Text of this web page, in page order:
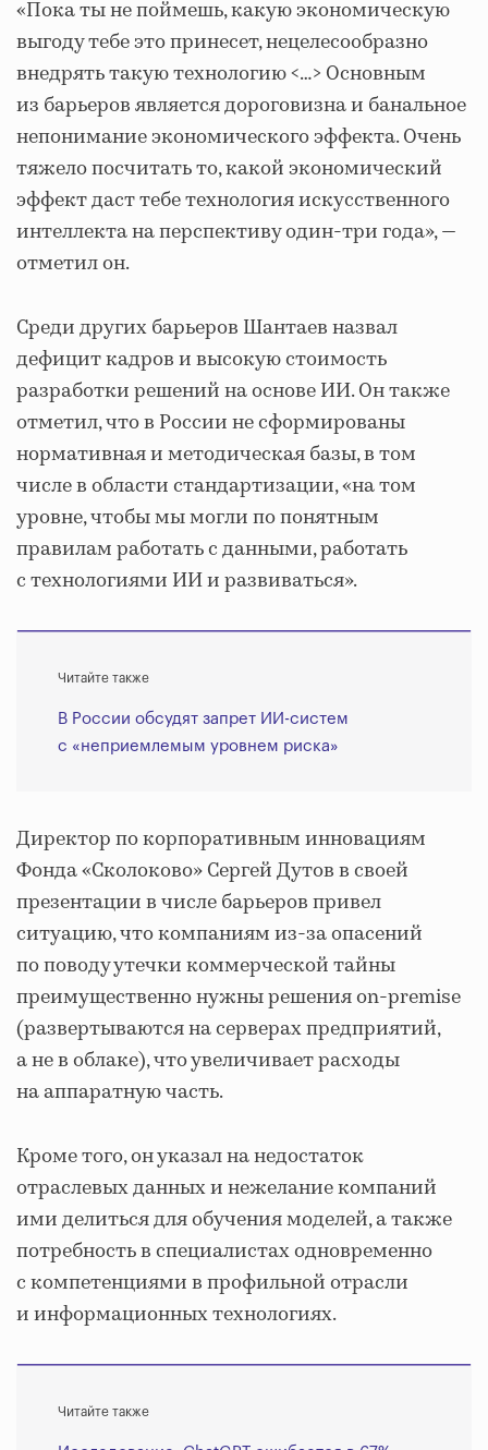
«Пока ты не поймешь, какую экономическую
выгоду тебе это принесет, нецелесообразно
внедрять такую технологию <…> Основным
из барьеров является дороговизна и банальное
непонимание экономического эффекта. Очень
тяжело посчитать то, какой экономический
эффект даст тебе технология искусственного
интеллекта на перспективу один-три года», —
отметил он.
Среди других барьеров Шантаев назвал
дефицит кадров и высокую стоимость
разработки решений на основе ИИ. Он также
отметил, что в России не сформированы
нормативная и методическая базы, в том
числе в области стандартизации, «на том
уровне, чтобы мы могли по понятным
правилам работать с данными, работать
с технологиями ИИ и развиваться».
Читайте также
В России обсудят запрет ИИ-систем
с «неприемлемым уровнем риска»
Директор по корпоративным инновациям
Фонда «Сколоково» Сергей Дутов в своей
презентации в числе барьеров привел
ситуацию, что компаниям из-за опасений
по поводу утечки коммерческой тайны
преимущественно нужны решения on-premise
(развертываются на серверах предприятий,
а не в облаке), что увеличивает расходы
на аппаратную часть.
Кроме того, он указал на недостаток
отраслевых данных и нежелание компаний
ими делиться для обучения моделей, а также
потребность в специалистах одновременно
с компетенциями в профильной отрасли
и информационных технологиях.
Читайте также